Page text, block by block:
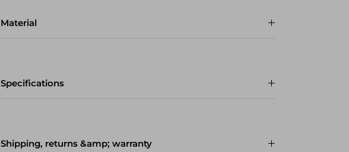
Material
Specifications
Shipping, returns &amp; warranty